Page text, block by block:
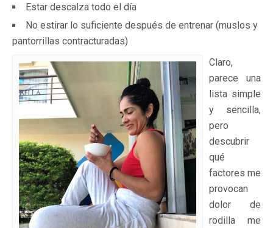
Estar descalza todo el día
No estirar lo suficiente después de entrenar (muslos y
pantorrillas contracturadas)
Claro,
parece una
lista simple
y sencilla,
pero
descubrir
qué
factores me
provocan
dolor de
rodilla me